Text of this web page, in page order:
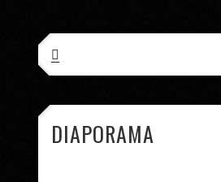
DIAPORAMA